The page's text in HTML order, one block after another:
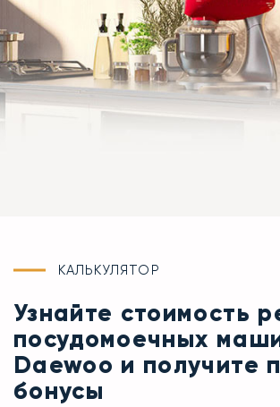
КАЛЬКУЛЯТОР
Узнайте стоимость
посудомоечных
Daewoo и получите
бонусы